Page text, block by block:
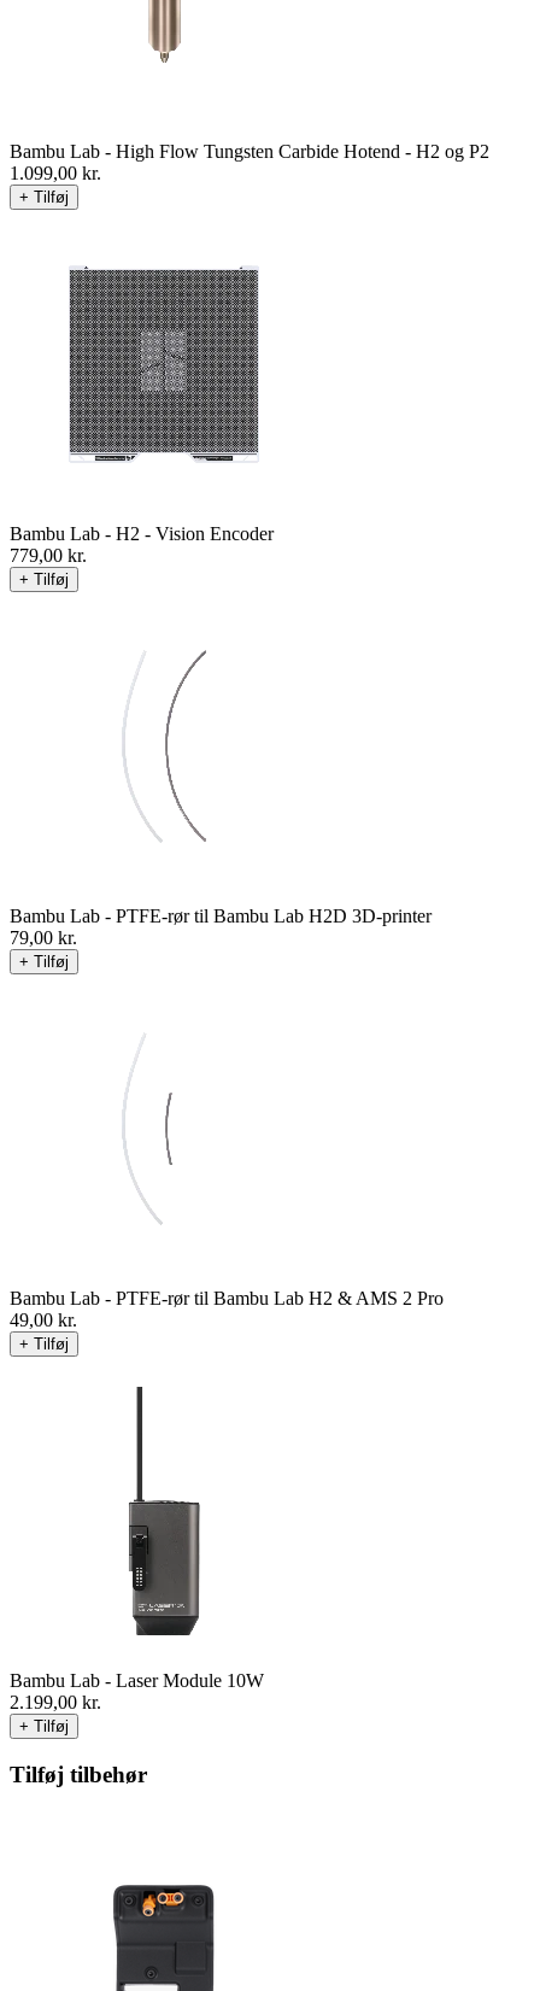
Bambu Lab - High Flow Tungsten Carbide Hotend - H2 og P2
1.099,00 kr.
+ Tilføj
Bambu Lab - H2 - Vision Encoder
779,00 kr.
+ Tilføj
Bambu Lab - PTFE-rør til Bambu Lab H2D 3D-printer
79,00 kr.
+ Tilføj
Bambu Lab - PTFE-rør til Bambu Lab H2 & AMS 2 Pro
49,00 kr.
+ Tilføj
Bambu Lab - Laser Module 10W
2.199,00 kr.
+ Tilføj
Tilføj tilbehør